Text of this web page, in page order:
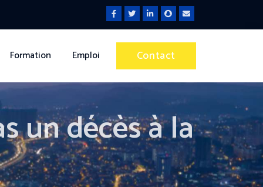
Formation Emploi Contact
un décès à la